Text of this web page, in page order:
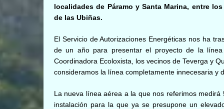
localidades de Páramo y Santa Marina, entre
de las Ubiñas.
El Servicio de Autorizaciones Energéticas nos ha
de un año para presentar el proyecto de la
Coordinadora Ecoloxista, los vecinos de Teverga y
consideramos la línea completamente innecesaria y
La nueva línea aérea a la que nos referimos
instalación para la que ya se presupone un